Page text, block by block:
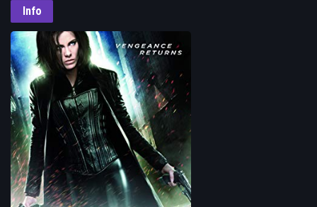
გამოღვიძება
Info